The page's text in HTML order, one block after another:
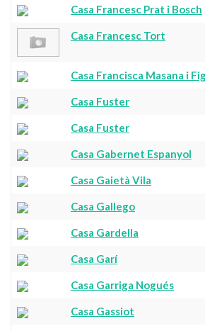
Casa Francesc Prat i Bosch
Casa Francesc Tort
Casa Francisca Masana i
Casa Fuster
Casa Fuster
Casa Gabernet Espanyol
Casa Gaietà Vila
Casa Gallego
Casa Gardella
Casa Garí
Casa Garriga Nogués
Casa Gassiot